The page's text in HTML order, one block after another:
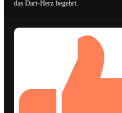
das Dart-Herz begehrt.